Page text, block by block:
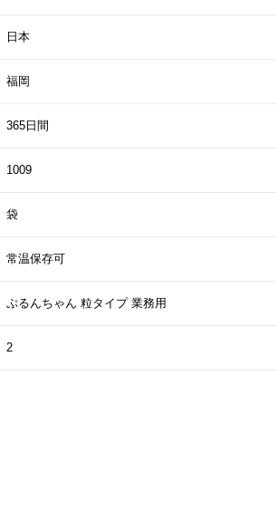
日本
福岡
365日間
1009
袋
常温保存可
ぷるんちゃん 粒タイプ 業務用
2